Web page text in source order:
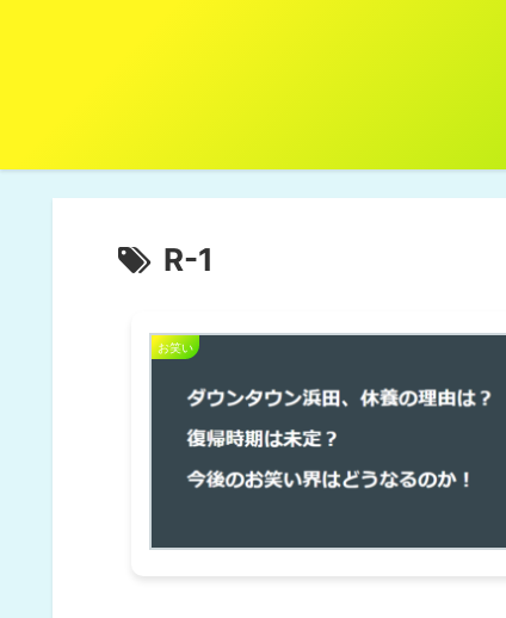
R-1
お笑い